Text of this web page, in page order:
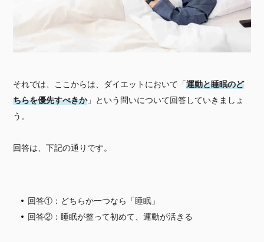
それでは、ここからは、ダイエットにおいて「運動と睡眠のど
ちらを優先すべきか」という問いについて回答していきましょ
う。
回答は、下記の通りです。
回答①：どちらか一つなら「睡眠」
回答②：睡眠が整って初めて、運動が活きる